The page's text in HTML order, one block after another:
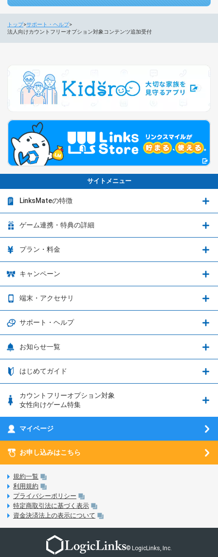
トップ サポート・ヘルプ
法人向けカウントフリーオプション対象コンテンツ追加受付
サイトメニュー
LinksMateの特徴
LinksMateの特徴
音声通話料金がもっとオトクに
データ通信容量繰り越し
通信エリアと通信速度状況
つながる端末保証
フィルタリングアプリ
5G回線オプションについて
LINE年齢認証について
LinksStoreについて
ゲーム連携・特典の詳細
ゲーム連携・特典の詳細
ブレイブソード×ブレイズソウル
ウマ娘 プリティーダービー
プリンセスコネクト！Re:Dive
釣り★スタ
ウマスクについて
プラン・料金
プラン・料金
3種類のSIMタイプ
日割り計算
キャンペーン
お得なキャンペーン実施中！
端末・アクセサリ
端末・アクセサリ
iPhone利用について
動作確認済み端末一覧
サポート・ヘルプ
サポート・ヘルプ
nanoSIM･microSIM･通常SIMの初期設定方法
eSIMの初期設定方法
MVNOのギモンを解消！
3Dセキュアについて
未成年者の方のご契約
通信制限について
動作確認済み端末一覧
お知らせ一覧
お知らせ一覧
はじめてガイド
はじめてガイド
SIMサービスについて
SIMロック解除ガイド
LinksMateのサービスについて
LPについて
おすすめプラン
お申し込み方法
カウントフリーオプション対象
女性向けゲーム特集
刀剣乱舞-ONLINE- Pocket
あんさんぶるスターズ！！Music
マイページ
お申し込みはこちら
規約一覧
利用規約
プライバシーポリシー
特定商取引法に基づく表示
資金決済法上の表示について
© LogicLinks, Inc.